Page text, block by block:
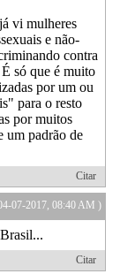
vi mulheres
e não-
contra
só que é muito
por um ou
para o resto
por muitos
um padrão de
Citar
07-2017, 08:40 AM )
Citar